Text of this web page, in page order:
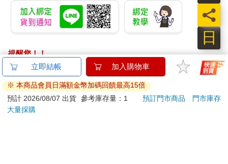
提醒您！！
金石堂及銀行均不會請您操作ATM! 如接獲電話要求您前往
ATM提款機，請不要聽從指示，以免受騙上當！
退換貨須知：
**提醒您，鑑賞期不等於試用期，退回商品須為全新狀態**
立即結帳 加入購物車
※ 本商品會員日滿額金幣加碼回饋最高15倍
預計 2026/08/07 出貨 參考庫存量：1 預訂門市商品
門市庫存
大量採購
日
員